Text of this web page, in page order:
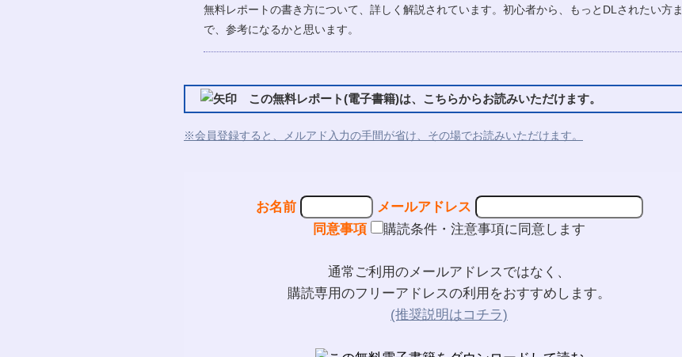
無料レポートの書き方について、詳しく解説されています。初心者から、もっとDLされたい方ま
で、参考になるかと思います。
この無料レポート(電子書籍)は、こちらからお読みいただけます。
※会員登録すると、メルアド入力の手間が省け、その場でお読みいただけます。
お名前
メールアドレス
同意事項
購読条件・注意事項に同意します
通常ご利用のメールアドレスではなく、
購読専用のフリーアドレスの利用をおすすめします。
(推奨説明はコチラ)